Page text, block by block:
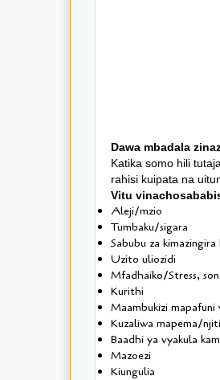
Dawa mbadala
Katika somo hili
rahisi kuipata na
Vitu
Aleji/mzio
Tumbaku/sigara
Sabubu za
Uzito uliozidi
Mfadhaiko/Stress,
Kurithi
Maambukizi
Kuzaliwa mapema/njiti
Baadhi ya vyakula
Mazoezi
Kiungulia